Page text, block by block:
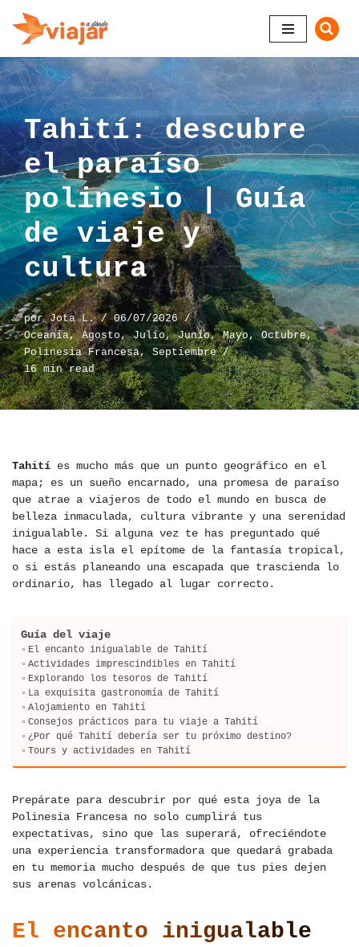
Saltar
al
contenido
Tahití: descubre
el paraíso
polinesio | Guía
de viaje y
cultura
porJota L.
06/07/2026
Oceanía,Agosto,Julio,Junio,Mayo,Octubre,
Polinesia Francesa, Septiembre
16 min read
Tahití es mucho más que un punto geográfico en el
mapa; es un sueño encarnado, una promesa de paraíso
que atrae a viajeros de todo el mundo en busca de
belleza inmaculada, cultura vibrante y una serenidad
inigualable. Si alguna vez te has preguntado qué
hace a esta isla el epítome de la fantasía tropical,
o si estás planeando una escapada que trascienda lo
ordinario, has llegado al lugar correcto.
Guía del viaje
El encanto inigualable de Tahití
Actividades imprescindibles en Tahití
Explorando los tesoros de Tahití
La exquisita gastronomía de Tahití
Alojamiento en Tahití
Consejos prácticos para tu viaje a Tahití
¿Por qué Tahití debería ser tu próximo destino?
Tours y actividades en Tahití
Prepárate para descubrir por qué esta joya de la
Polinesia Francesa no solo cumplirá tus
expectativas, sino que las superará, ofreciéndote
una experiencia transformadora que quedará grabada
en tu memoria mucho después de que tus pies dejen
sus arenas volcánicas.
El encanto inigualable